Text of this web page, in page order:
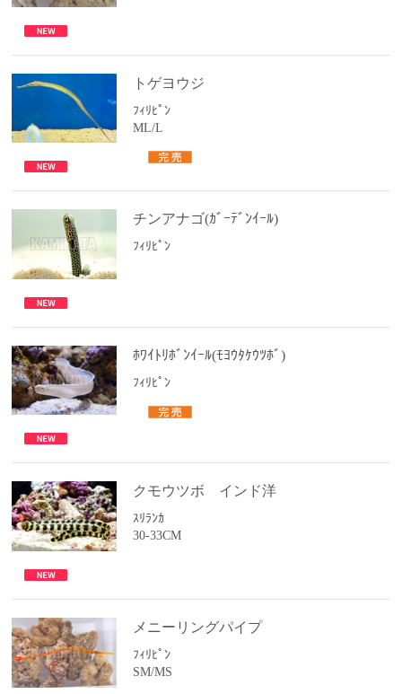
トゲヨウジ
ﾌｨﾘﾋﾟﾝ
ML/L
チンアナゴ(ｶﾞｰﾃﾞﾝｲｰﾙ)
ﾌｨﾘﾋﾟﾝ
ﾎﾜｲﾄﾘﾎﾞﾝｲｰﾙ(ﾓﾖｳﾀｹｳﾂﾎﾞ)
ﾌｨﾘﾋﾟﾝ
クモウツボ インド洋
ｽﾘﾗﾝｶ
30-33CM
メニーリングパイプ
ﾌｨﾘﾋﾟﾝ
SM/MS